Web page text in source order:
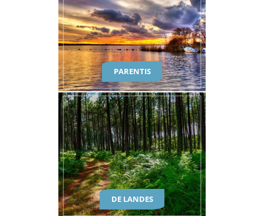
PARENTIS
DE LANDES